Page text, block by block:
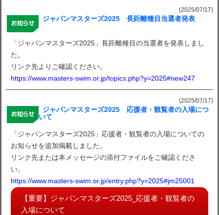
(2025/07/17)
ジャパンマスターズ2025 長距離種目当選者発表
「ジャパンマスターズ2025」長距離種目の当選者を発表しまし
た。
リンク先よりご確認ください。
https://www.masters-swim.or.jp/topics.php?y=2025#new247
(2025/07/17)
ジャパンマスターズ2025 応援者・観覧者の入場につ
いて
「ジャパンマスターズ2025」応援者・観覧者の入場についての
お知らせを追加掲載しました。
リンク先または本メッセージの添付ファイルをご確認くださ
い。
https://www.masters-swim.or.jp/entry.php?y=2025#jm25001
【重要】ジャパンマスターズ2025_応援者・観覧者の
入場について